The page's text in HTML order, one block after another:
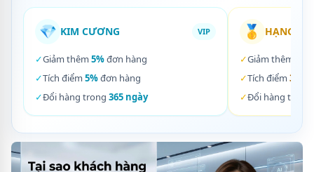
💎 KIM CƯƠNG VIP
✓Giảm thêm 5%đơn hàng
✓Tích điểm 5%đơn hàng
✓Đổi hàng trong 365 ngày
🥇 HẠNG
✓Giảm thêm
✓Tích điểm 3%
✓Đổi hàng trong